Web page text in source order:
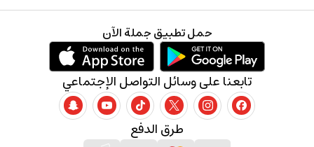
طرق الدفع
تابعنا على وسائل التواصل الإجتماعي
حمل تطبيق جملة الآن